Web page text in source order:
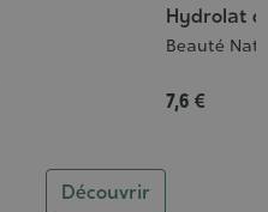
Découvrir
Hydrolat
Beauté
7,6 €